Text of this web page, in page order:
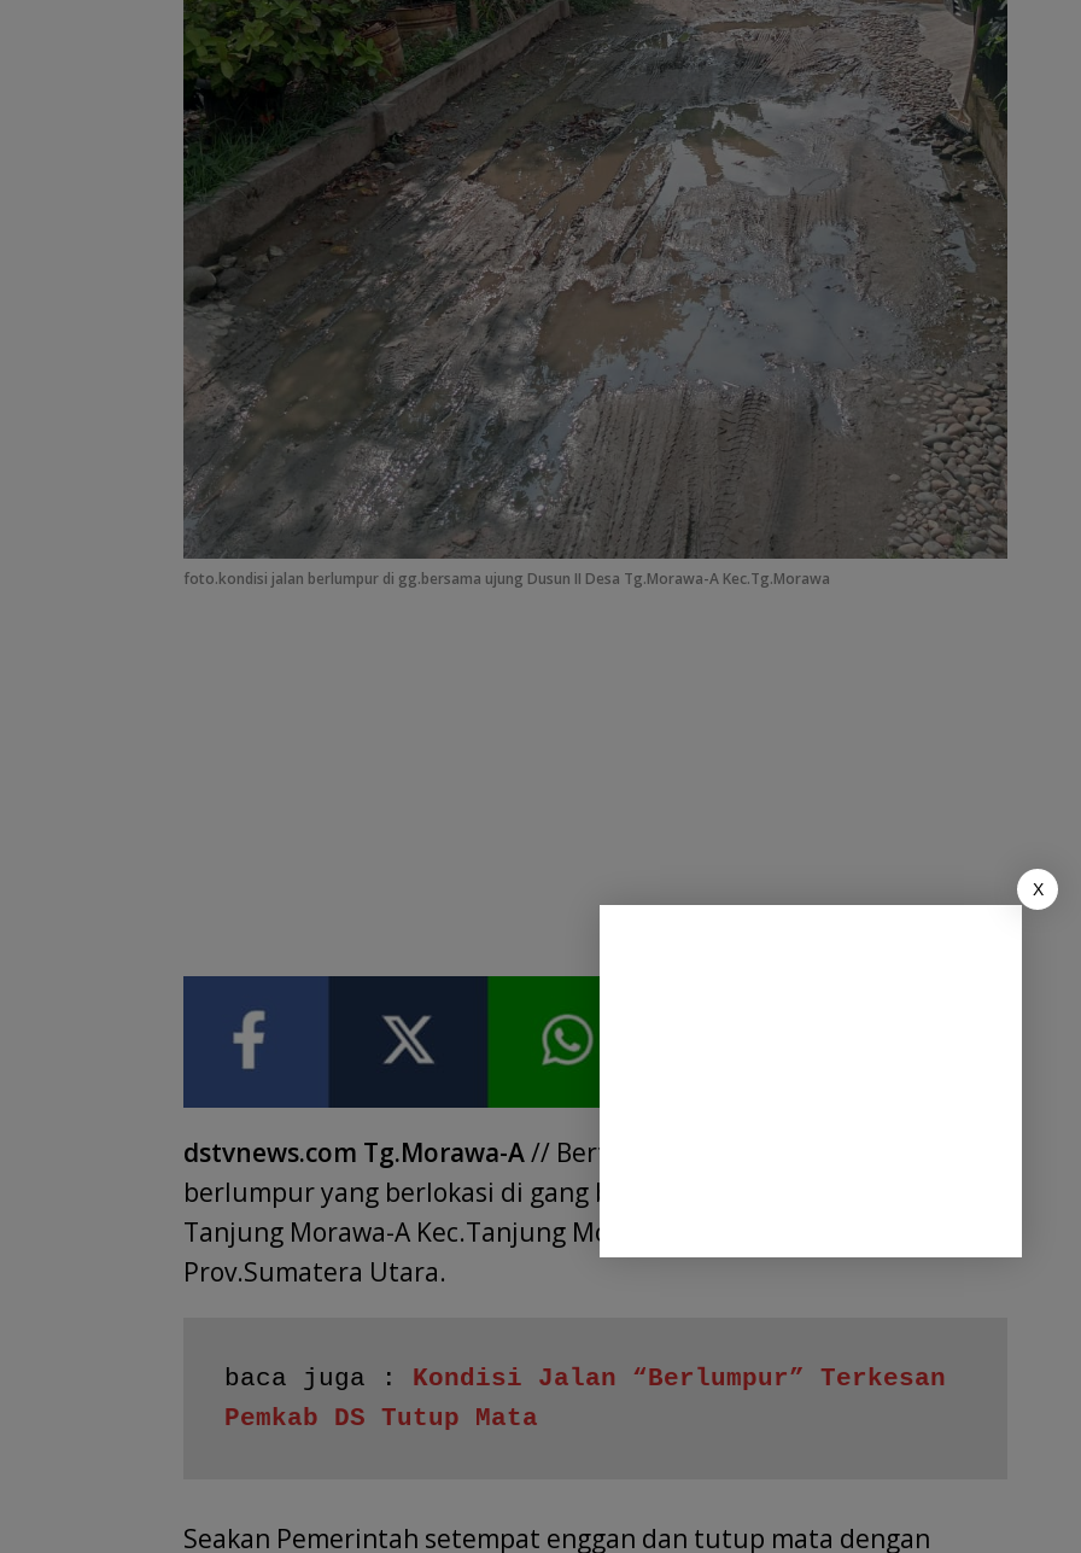
foto.kondisi jalan berlumpur di gg.bersama ujung Dusun II Desa Tg.Morawa-A Kec.Tg.Morawa
dstvnews.com Tg.Morawa-A// Bertahun tahun sudah kondisi jalan
berlumpur yang berlokasi di gang bersama ujung Dusun II Desa
Tanjung Morawa-A Kec.Tanjung Morawa Kab.Deli Serdang
Prov.Sumatera Utara.
baca juga : Kondisi Jalan “Berlumpur” Terkesan
Pemkab DS Tutup Mata
Seakan Pemerintah setempat enggan dan tutup mata dengan
X